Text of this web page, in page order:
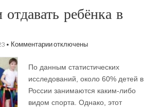
ребёнка в
• Комментариик
ли
отдавать
в
спорт?
отключены
По данным статистических
исследований, около 60% детей в
России занимаются каким-либо
видом спорта. Однако, этот